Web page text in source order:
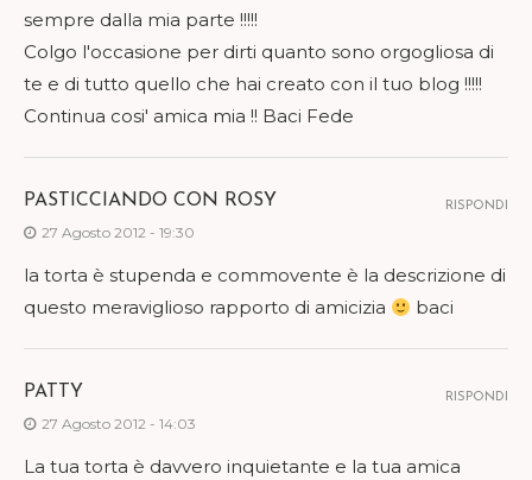
sempre dalla mia parte !!!!!
Colgo l'occasione per dirti quanto sono orgogliosa di
te e di tutto quello che hai creato con il tuo blog !!!!!
Continua cosi' amica mia !! Baci Fede
PASTICCIANDO CON ROSY
27 Agosto 2012 - 19:30
la torta è stupenda e commovente è la descrizione di
questo meraviglioso rapporto di amicizia
baci
RISPONDI
PATTY
27 Agosto 2012 - 14:03
La tua torta è davvero inquietante e la tua amica
RISPONDI